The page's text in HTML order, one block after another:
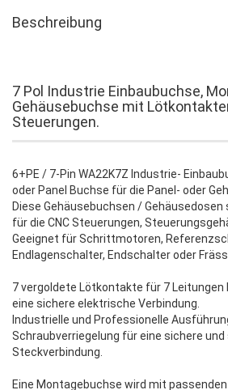
Beschreibung
7 Pol Industrie Einbaubuchse,
Gehäusebuchse mit
Steuerungen.
6+PE / 7-Pin WA22K7Z Industrie-
oder Panel Buchse für die Panel- oder
Diese Gehäusebuchsen /
für die CNC Steuerungen,
Geeignet für Schrittmotoren,
Endlagenschalter, Endschalter oder
7 vergoldete Lötkontakte für 7 Leitungen
eine sichere elektrische Verbindung.
Industrielle und Professionelle
Schraubverriegelung für eine sichere und
Steckverbindung.
Eine Montagebuchse wird mit